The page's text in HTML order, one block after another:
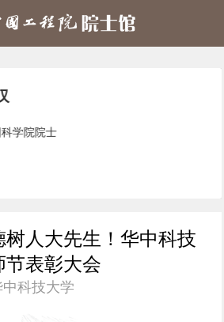
学院院士
树人大先生！华中科技
节表彰大会
科技大学